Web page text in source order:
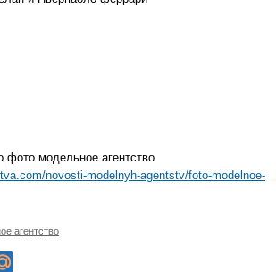
фото модельное агентство
novosti-modelnyh-agentstv/foto-modelnoe-
агентство